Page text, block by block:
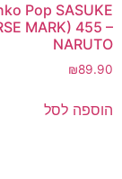
Pop SASUKE
MARK) 455 –
NARUTO
₪89.90
הוספה לסל